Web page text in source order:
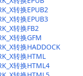
转换EPUB2
转换EPUB3
转换FB2
转换GFM
转换HADDOCK
转换HTML
转换HTML4